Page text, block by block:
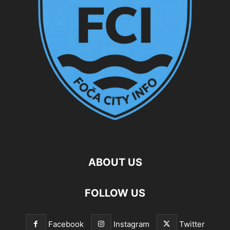
ABOUT US
FOLLOW US
Facebook Instagram Twitter